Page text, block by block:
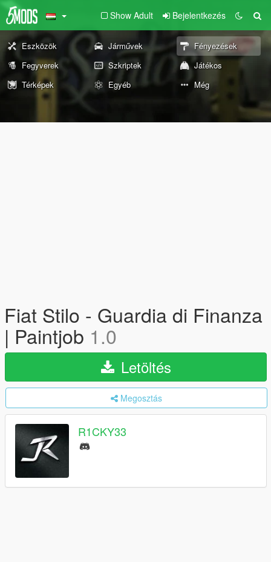
Show Adult Bejelentkezés
Eszközök Járművek
Fényezések
Fegyverek
Szkriptek
Játékos
Térképek
Egyéb Még
Fiat Stilo - Guardia di Finanza
| Paintjob 1.0
Letöltés
Megosztás
R1CKY33